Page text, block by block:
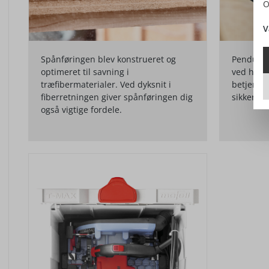
Spånføringen blev konstrueret og
optimeret til savning i
træfibermaterialer. Ved dyksnit i
fiberretningen giver spånføringen dig
også vigtige fordele.
ved